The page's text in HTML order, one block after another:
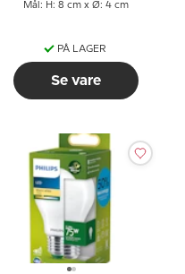
Mål: H: 8 cm x Ø: 4 cm
PÅ LAGER
Se vare